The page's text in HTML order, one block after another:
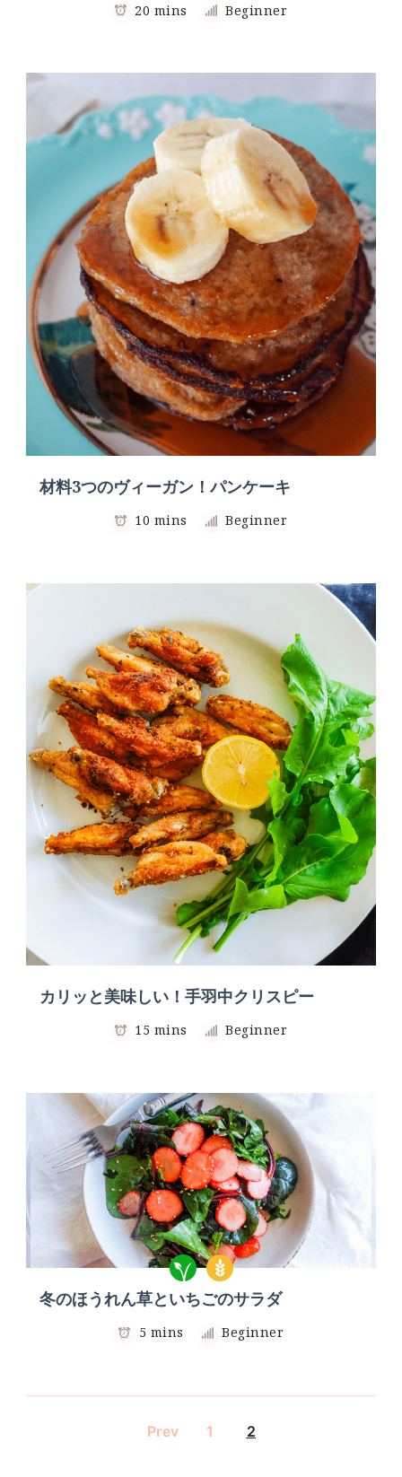
20 mins Beginner
材料3つのヴィーガン！パンケーキ
10 mins Beginner
カリッと美味しい！手羽中クリスピー
15 mins Beginner
冬のほうれん草といちごのサラダ
5 mins Beginner
Prev 1 2